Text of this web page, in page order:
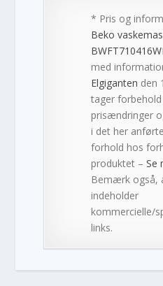
* Pris og
Beko
med
Elgiganten den
tager
prisændringer
i det her
forhold hos
produktet –Se
Bemærk også,
indeholder
kommercielle/
links.